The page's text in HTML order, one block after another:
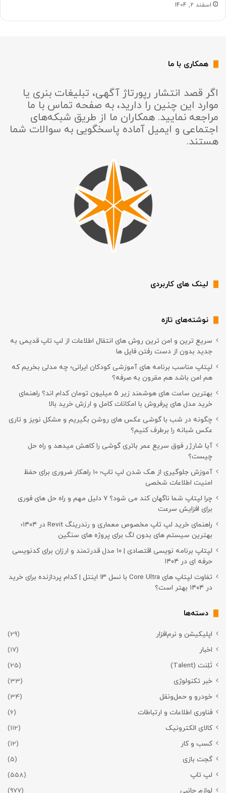
اسفند 2, 1404
همکاری با ما
اگر قصد انتشار رپورتاژ آگهی، تبلیغات بنری یا
موارد این چنین را دارید، به صفحه تماس با ما
مراجعه نمایید. همکاران ما از طریق شبکه‌های
اجتماعی و ایمیل آماده پاسخگویی به سوالات شما
هستند.
لینک های کاربردی
نوشته‌های تازه
سریع ترین و امن ترین روش های انتقال اطلاعات از لپ تاپ قدیمی به
جدید بدون از دست رفتن فایل ها
لپتاپ مناسب برنامه های آموزشی کودکان ایرانی؛ چه مدلی بخریم که
هم امن باشد هم مقرون به صرفه؟
بهترین ساعت های هوشمند زیر ۵ میلیون تومان کدام اند؟ راهنمای
خرید مدل های پرفروش با امکانات کامل و ارزش خرید بالا
چگونه در شب با گوشی عکس های روشن بگیریم و مشکل نویز و تاری
عکس شبانه را برطرف کنیم؟
آیا شارژر فوق سریع عمر باتری گوشی را کاهش میدهد و راه حل
چیست؟
آموزش جلوگیری از هک شدن لپ تاپ؛ 10 راهکار ضروری برای حفظ
امنیت اطلاعات شخصی
چرا لپتاپ شما ناگهان کند می شود؟ ۷ دلیل مهم و راه حل های فوری
برای افزایش سرعت
راهنمای خرید لپ تاپ مخصوص معماری و رندرینگ Revit در ۱۴۰۴؛
بهترین سیستم های بدون لگ برای پروژه های سنگین
لپتاپ برنامه نویسی اقتصادی | ۱۰ مدل قدرتمند و ارزان برای کدنویسی
حرفه ای در ۱۴۰۴
تفاوت لپتاپ های Core Ultra با نسل ۱۳ اینتل | کدام پردازنده برای خرید
در ۱۴۰۴ بهتر است؟
دسته‌ها
اپلیکیشن و نرم‌افزار
(29)
اخبار
(17)
تَلِنت (Talent)
(25)
خبر تکنولوژی
(33)
خودرو و حمل‌و‌نقل
(34)
فناوری اطلاعات و ارتباطات
(6)
کالای الکترونیک
(112)
کسب و کار
(12)
گجت بازی
(5)
لپ تاپ
(558)
لوازم جانبی
(977)